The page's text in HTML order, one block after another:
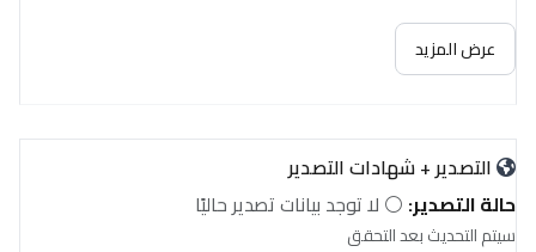
عرض المزيد
التصدير + شهادات التصدير
حالة التصدير: ⚪ لا توجد بيانات تصدير حاليًا
سيتم التحديث بعد التحقق